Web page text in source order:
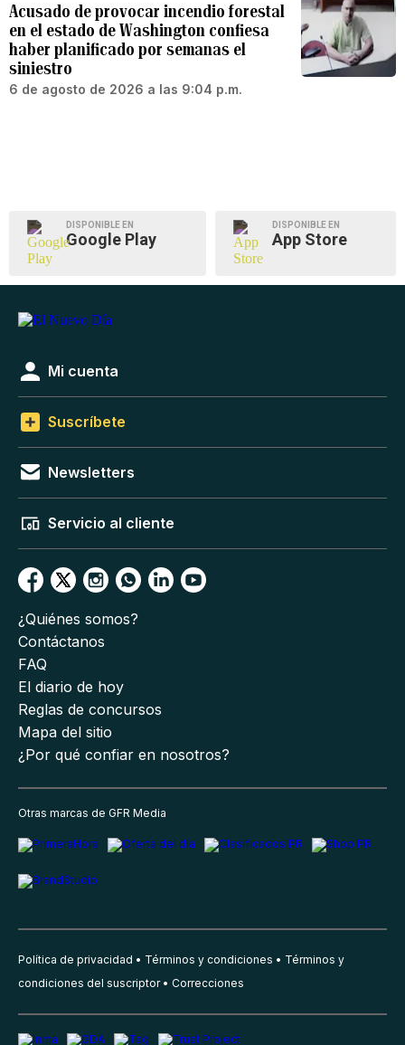
Acusado de provocar incendio forestal
en el estado de Washington confiesa
haber planificado por semanas el
siniestro
6 de agosto de 2026 a las 9:04 p.m.
DISPONIBLE EN
Google Play
DISPONIBLE EN
App Store
Mi cuenta
Suscríbete
Newsletters
Servicio al cliente
¿Quiénes somos?
Contáctanos
FAQ
El diario de hoy
Reglas de concursos
Mapa del sitio
¿Por qué confiar en nosotros?
Otras marcas de GFR Media
Política de privacidad Términos y condiciones
Términos y
condiciones del suscriptor
Correcciones